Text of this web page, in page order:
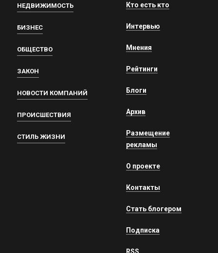
НЕДВИЖИМОСТЬ
БИЗНЕС
ОБЩЕСТВО
ЗАКОН
НОВОСТИ КОМПАНИЙ
ПРОИСШЕСТВИЯ
СТИЛЬ ЖИЗНИ
Кто есть кто
Интервью
Мнения
Рейтинги
Блоги
Архив
Размещение
рекламы
О проекте
Контакты
Стать блогером
Подписка